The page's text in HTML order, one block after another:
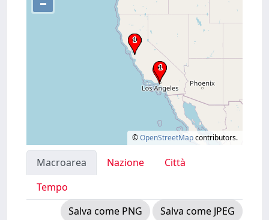
©OpenStreetMapcontributors.
Macroarea Nazione
Città
Tempo
Salva come PNG
Salva come JPEG